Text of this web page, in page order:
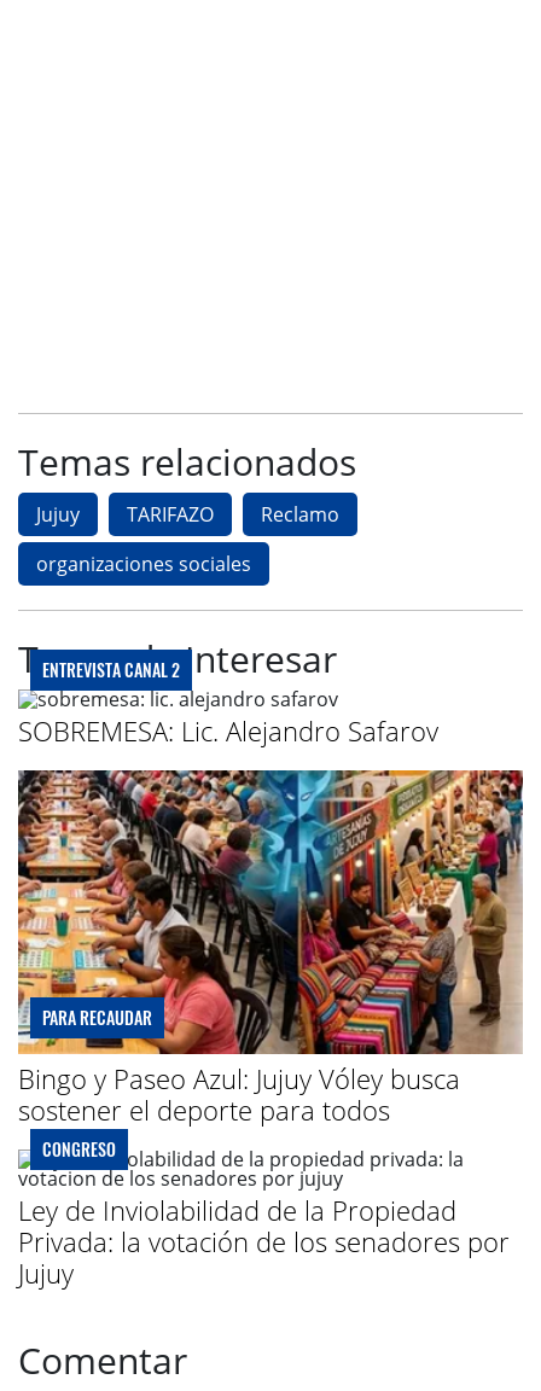
Temas relacionados
Jujuy TARIFAZO
Reclamo
organizaciones sociales
Te puede Interesar
ENTREVISTA CANAL 2
SOBREMESA: Lic. Alejandro Safarov
PARA RECAUDAR
Bingo y Paseo Azul: Jujuy Vóley busca
sostener el deporte para todos
CONGRESO
Ley de Inviolabilidad de la Propiedad
Privada: la votación de los senadores por
Jujuy
Comentar